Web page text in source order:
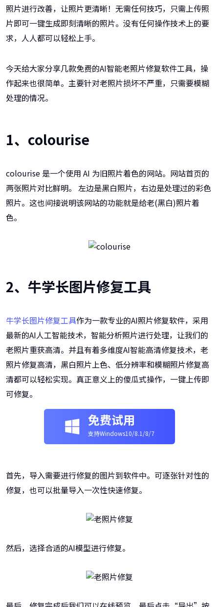
照片进行改善，让照片更清晰！无需任何技巧，只需上传照
片即可一键生成即刻清晰的照片。没有任何操作技术上的要
求，人人都可以轻松上手。
今天给大家分享几款免费的AI智能老照片修复软件工具，操
作起来也很简单。主要针对老照片损坏不严重，只需要模糊
处理的情况。
1、colourise
colourise 是一个使用 AI 为旧照片着色的网站。网站首页的
两张照片对比鲜明。 左边是黑白照片，右边是处理过的彩色
照片。这也间接说明该网站的功能就是给老(黑白)照片着
色。
2、牛学长图片修复工具
牛学长图片修复工具作为一款专业的AI照片修复软件，采用
最新的AI人工智能技术，智能分析照片进行处理，让我们的
老照片重获高清。并且有着多维度AI智能高清修复技术，老
照片修复高清，黑白照片上色、低分辨率和模糊照片修复高
清都可以轻松实现。真正意义上的傻瓜式操作，一键上传即
可修复。
免费试用
支持Windows10/8.1/8/7
首先，导入需要进行修复的图片到软件中。可逐张针对性的
修复，也可以批量导入一次性快速修复。
然后，选择合适的AI模型进行修复。